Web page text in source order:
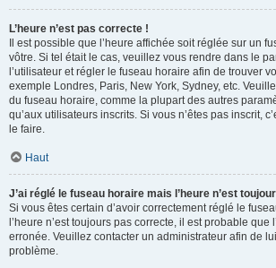
L’heure n’est pas correcte !
Il est possible que l’heure affichée soit réglée sur un
vôtre. Si tel était le cas, veuillez vous rendre dans le
l’utilisateur et régler le fuseau horaire afin de trouver
exemple Londres, Paris, New York, Sydney, etc.
du fuseau horaire, comme la plupart des autres
qu’aux utilisateurs inscrits. Si vous n’êtes pas inscrit,
le faire.
Haut
J’ai réglé le fuseau horaire mais l’heure n’est
Si vous êtes certain d’avoir correctement réglé le
l’heure n’est toujours pas correcte, il est probable que
erronée. Veuillez contacter un administrateur afin de
problème.